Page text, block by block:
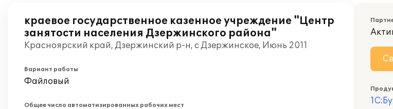
краевое государственное казенное учреждение "Центр
занятости населения Дзержинского района"
Красноярский край, Дзержинский р-н, с Дзержинское, Июнь 2011
Вариант работы
Файловый
Общее число автоматизированных рабочих мест